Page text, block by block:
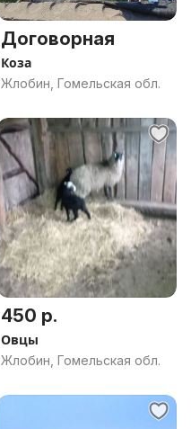
Договорная
Коза
Жлобин, Гомельская обл.
450 р.
Овцы
Жлобин, Гомельская обл.